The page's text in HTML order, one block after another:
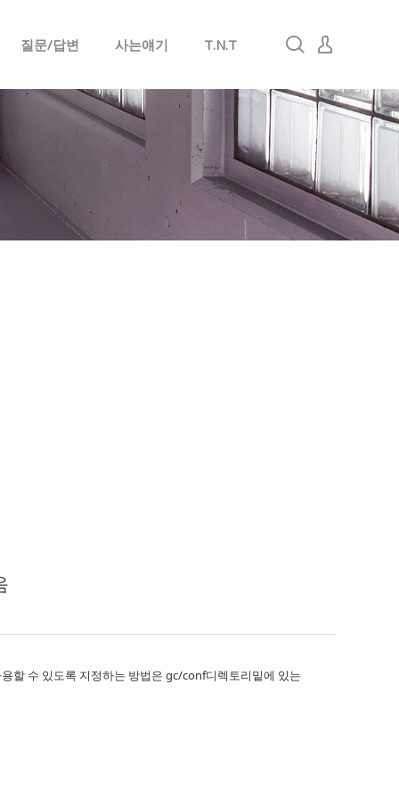
로그인
질문/답변 사는얘기 T.N.T
할 수 있도록 지정하는 방법은 gc/conf디렉토리밑에 있는